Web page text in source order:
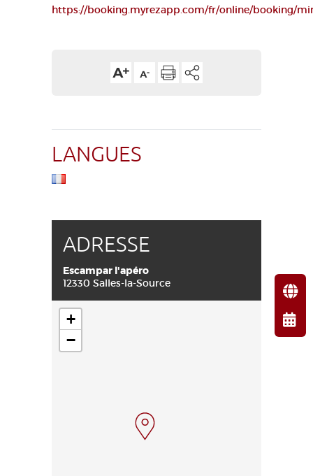
https://booking.myrezapp.com/fr/online/booking/
LANGUES
ADRESSE
Escampar l'apéro
12330 Salles-la-Source
+
−